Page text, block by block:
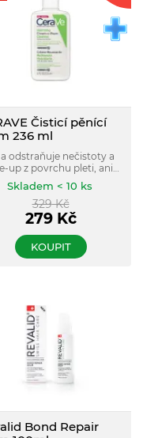
Čisticí pěnící
236 ml
odstraňuje nečistoty a
up z povrchu pleti, aniž
ochrannou kožní
Pokožka je vyčistěná a
Skladem < 10 ks
329Kč
279Kč
KOUPIT
Bond Repair